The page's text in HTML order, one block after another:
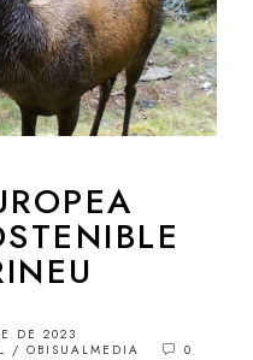
DE 2023
/ OBISUALMEDIA 0